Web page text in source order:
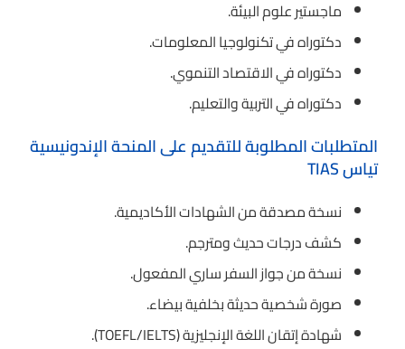
ماجستير علوم البيئة.
دكتوراه في تكنولوجيا المعلومات.
دكتوراه في الاقتصاد التنموي.
دكتوراه في التربية والتعليم.
المتطلبات المطلوبة للتقديم على المنحة الإندونيسية
تياس TIAS
نسخة مصدقة من الشهادات الأكاديمية.
كشف درجات حديث ومترجم.
نسخة من جواز السفر ساري المفعول.
صورة شخصية حديثة بخلفية بيضاء.
شهادة إتقان اللغة الإنجليزية (TOEFL/IELTS).